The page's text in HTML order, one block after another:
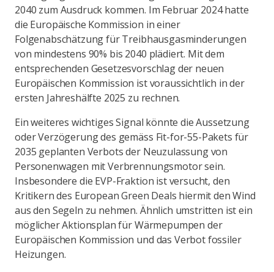
2040 zum Ausdruck kommen. Im Februar 2024 hatte
die Europäische Kommission in einer
Folgenabschätzung für Treibhausgasminderungen
von mindestens 90% bis 2040 plädiert. Mit dem
entsprechenden Gesetzesvorschlag der neuen
Europäischen Kommission ist voraussichtlich in der
ersten Jahreshälfte 2025 zu rechnen.
Ein weiteres wichtiges Signal könnte die Aussetzung
oder Verzögerung des gemäss Fit-for-55-Pakets für
2035 geplanten Verbots der Neuzulassung von
Personenwagen mit Verbrennungsmotor sein.
Insbesondere die EVP-Fraktion ist versucht, den
Kritikern des European Green Deals hiermit den Wind
aus den Segeln zu nehmen. Ähnlich umstritten ist ein
möglicher Aktionsplan für Wärmepumpen der
Europäischen Kommission und das Verbot fossiler
Heizungen.